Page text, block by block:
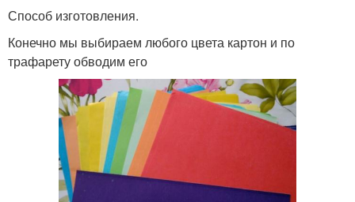
Способ изготовления.
Конечно мы выбираем любого цвета картон и по
трафарету обводим его